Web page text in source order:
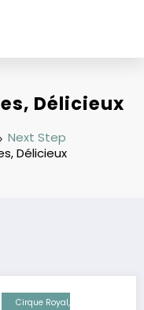
Délicieux
Next Step
Délicieux
Cirque Royal,